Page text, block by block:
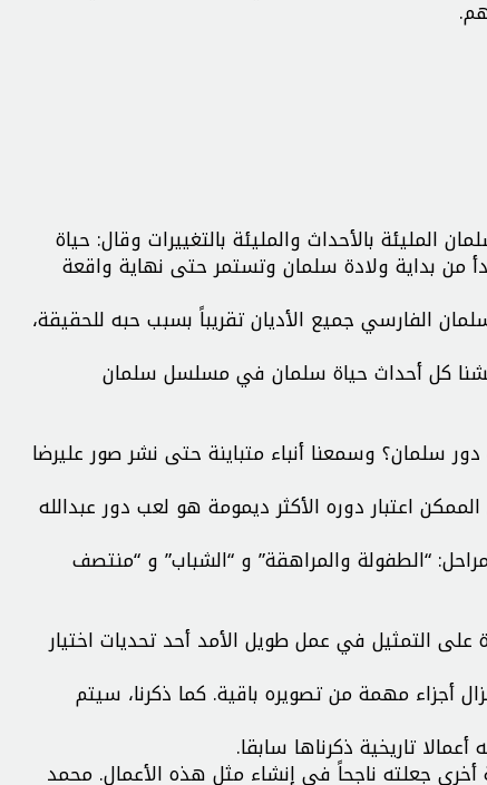
المليئة بالأحداث والمليئة بالتغييرات وقال: حياة
من بداية ولادة سلمان وتستمر حتى نهاية واقعة
الفارسي جميع الأديان تقريباً بسبب حبه للحقيقة،
كل أحداث حياة سلمان في مسلسل سلمان
سلمان؟ وسمعنا أنباء متباينة حتى نشر صور عليرضا
اعتبار دوره الأكثر ديمومة هو لعب دور عبدالله
“الطفولة والمراهقة” و “الشباب” و “منتصف
التمثيل في عمل طويل الأمد أحد تحديات اختيار
أجزاء مهمة من تصويره باقية. كما ذكرنا، سيتم
تاريخية ذكرناها سابقا.
جعلته ناجحاً في إنشاء مثل هذه الأعمال. محمد